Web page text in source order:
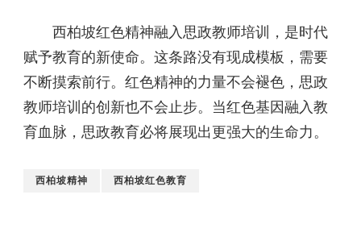
西柏坡红色精神融入思政教师培训，是时代
赋予教育的新使命。这条路没有现成模板，需要
不断摸索前行。红色精神的力量不会褪色，思政
教师培训的创新也不会止步。当红色基因融入教
育血脉，思政教育必将展现出更强大的生命力。
西柏坡精神 西柏坡红色教育